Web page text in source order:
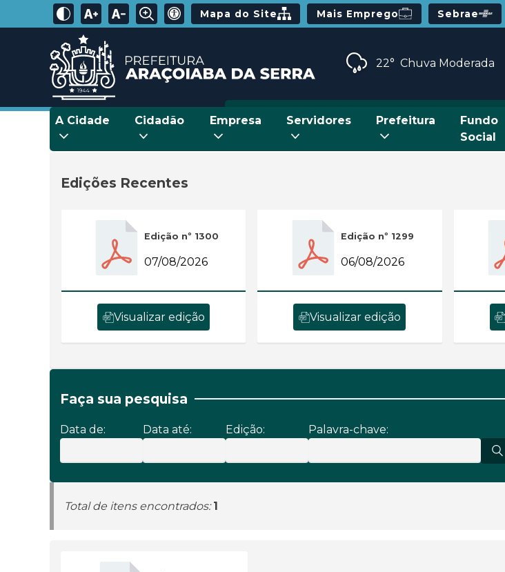
Mapa do Site Mais Emprego Sebrae
22° Chuva Moderada
A Cidade Cidadão Empresa Servidores Prefeitura
Fundo
Social
Edições Recentes
Edição nº 1300
07/08/2026
Visualizar edição
Edição nº 1299
06/08/2026
Visualizar edição
Faça sua pesquisa
Data de: Data até: Edição: Palavra-chave:
Total de itens encontrados: 1